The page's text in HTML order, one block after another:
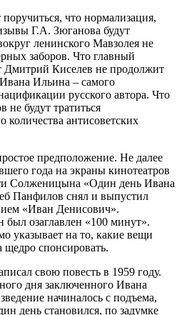
что нормализация,
Г.А. Зюганова будут
ленинского Мавзолея не
заборов. Что главный
Дмитрий Киселев не продолжит
Ильина – самого
русского автора. Что
не будут тратиться
количества антисоветских
предположение. Не далее
года на экраны кинотеатров
Солженицына «Один день Ивана
Панфилов снял и выпустил
«Иван Денисович».
был озаглавлен «100 минут».
указывает на то, какие вещи
щедро спонсировать.
свою повесть в 1959 году.
дня заключенного Ивана
начиналось с подъема,
день становился, по задумке